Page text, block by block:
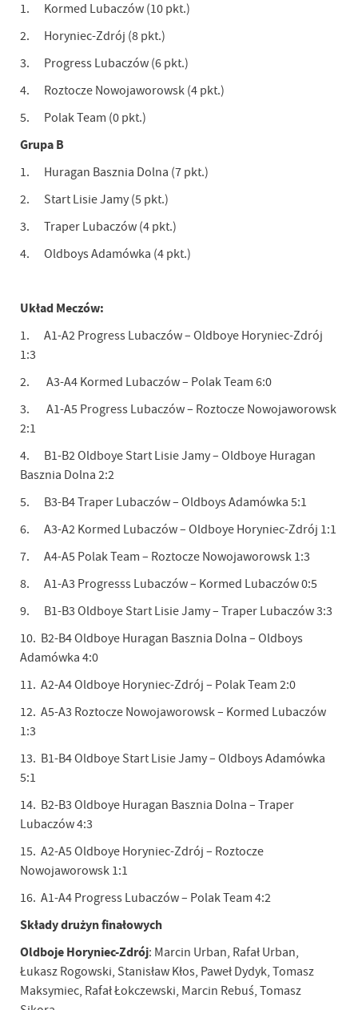
1. Kormed Lubaczów (10 pkt.)
2. Horyniec-Zdrój (8 pkt.)
3. Progress Lubaczów (6 pkt.)
4. Roztocze Nowojaworowsk (4 pkt.)
5. Polak Team (0 pkt.)
Grupa B
1. Huragan Basznia Dolna (7 pkt.)
2. Start Lisie Jamy (5 pkt.)
3. Traper Lubaczów (4 pkt.)
4. Oldboys Adamówka (4 pkt.)
Układ Meczów:
1. A1-A2 Progress Lubaczów – Oldboye Horyniec-Zdrój
1:3
2. A3-A4 Kormed Lubaczów – Polak Team 6:0
3. A1-A5 Progress Lubaczów – Roztocze Nowojaworowsk
2:1
4. B1-B2 Oldboye Start Lisie Jamy – Oldboye Huragan
Basznia Dolna 2:2
5. B3-B4 Traper Lubaczów – Oldboys Adamówka 5:1
6. A3-A2 Kormed Lubaczów – Oldboye Horyniec-Zdrój 1:1
7. A4-A5 Polak Team – Roztocze Nowojaworowsk 1:3
8. A1-A3 Progresss Lubaczów – Kormed Lubaczów 0:5
9. B1-B3 Oldboye Start Lisie Jamy – Traper Lubaczów 3:3
10. B2-B4 Oldboye Huragan Basznia Dolna – Oldboys
Adamówka 4:0
11. A2-A4 Oldboye Horyniec-Zdrój – Polak Team 2:0
12. A5-A3 Roztocze Nowojaworowsk – Kormed Lubaczów
1:3
13. B1-B4 Oldboye Start Lisie Jamy – Oldboys Adamówka
5:1
14. B2-B3 Oldboye Huragan Basznia Dolna – Traper
Lubaczów 4:3
15. A2-A5 Oldboye Horyniec-Zdrój – Roztocze
Nowojaworowsk 1:1
16. A1-A4 Progress Lubaczów – Polak Team 4:2
Składy drużyn finałowych
Oldboje Horyniec-Zdrój: Marcin Urban, Rafał Urban,
Łukasz Rogowski, Stanisław Kłos, Paweł Dydyk, Tomasz
Maksymiec, Rafał Łokczewski, Marcin Rebuś, Tomasz